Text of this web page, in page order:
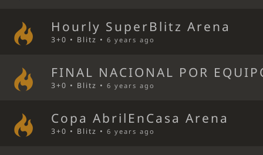
Hourly SuperBlitz Arena
3+0 • Blitz •6 years ago
FINAL NACIONAL POR
3+0 • Blitz •6 years ago
Copa AbrilEnCasa Arena
3+0 • Blitz •6 years ago